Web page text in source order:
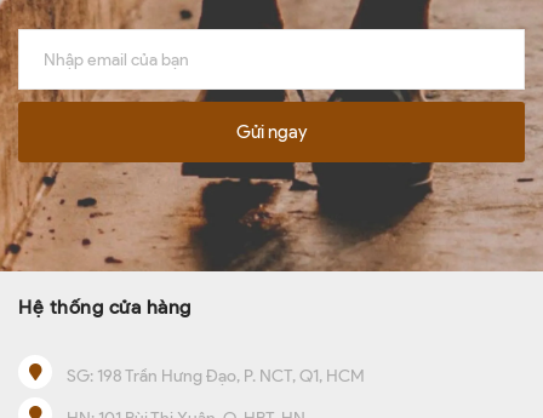
Gửi ngay
Hệ thống cửa hàng
SG: 198 Trần Hưng Đạo, P. NCT, Q1, HCM